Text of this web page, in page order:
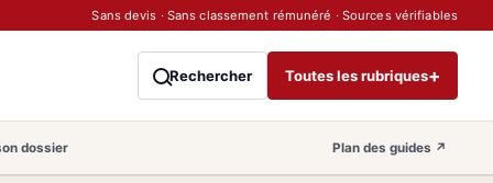
Sans devis · Sans classement rémunéré · Sources vérifiables
Rechercher Toutes les rubriques+
dossier Plan des guides ↗